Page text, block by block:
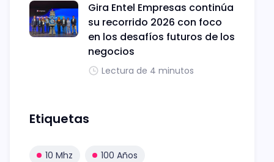
Gira Entel Empresas continúa
su recorrido 2026 con foco
en los desafíos futuros de los
negocios
Lectura de 4 minutos
Etiquetas
10 Mhz 100 Años